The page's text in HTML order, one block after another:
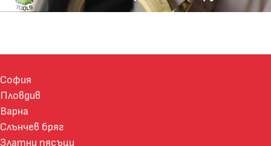
София
Пловдив
Варна
Слънчев бряг
Златни пясъци